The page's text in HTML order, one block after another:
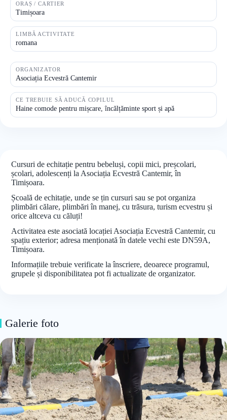
ORAȘ / CARTIER
Timișoara
LIMBĂ ACTIVITATE
romana
ORGANIZATOR
Asociația Ecvestră Cantemir
CE TREBUIE SĂ ADUCĂ COPILUL
Haine comode pentru mișcare, încălțăminte sport și apă
Cursuri de echitație pentru bebeluși, copii mici, preșcolari,
școlari, adolescenți la Asociația Ecvestră Cantemir, în
Timișoara.
Școală de echitație, unde se țin cursuri sau se pot organiza
plimbări călare, plimbări în manej, cu trăsura, turism ecvestru și
orice altceva cu căluți!
Activitatea este asociată locației Asociația Ecvestră Cantemir, cu
spațiu exterior; adresa menționată în datele vechi este DN59A,
Timișoara.
Informațiile trebuie verificate la înscriere, deoarece programul,
grupele și disponibilitatea pot fi actualizate de organizator.
Galerie foto